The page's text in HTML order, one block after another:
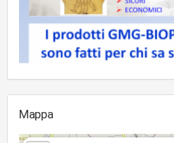
Mappa